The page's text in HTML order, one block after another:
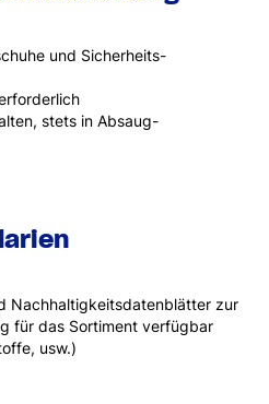
und Sicherheits-
stets in Absaug-
Nachhaltigkeitsdatenblätter zur
für das Sortiment verfügbar
usw.)